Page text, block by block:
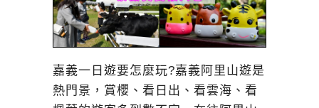
嘉義一日遊要怎麼玩?嘉義阿里山遊是
熱門景，賞櫻、看日出、看雲海、看